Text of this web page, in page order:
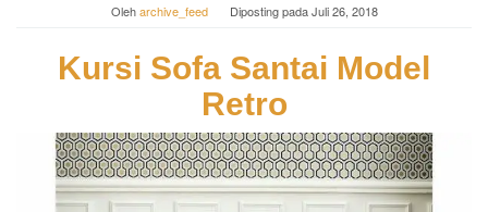
Oleharchive_feed Diposting padaJuli 26, 2018
Kursi Sofa Santai Model
Retro